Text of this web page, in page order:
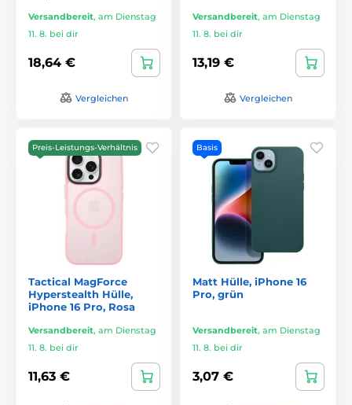
Versandbereit, am Dienstag
11. 8. bei dir
18,64 €
Vergleichen
Versandbereit, am Dienstag
11. 8. bei dir
13,19 €
Vergleichen
Preis-Leistungs-Verhältnis
Tactical MagForce
Hyperstealth Hülle,
iPhone 16 Pro, Rosa
Versandbereit, am Dienstag
11. 8. bei dir
11,63 €
Basis
Matt Hülle, iPhone 16
Pro, grün
Versandbereit, am Dienstag
11. 8. bei dir
3,07 €